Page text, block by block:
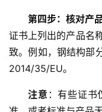
济
金
融
联
第四步：核对产
证书上列出的产品名
致。例如，钢结构部
2014/35/EU。
注意 ：有些证书